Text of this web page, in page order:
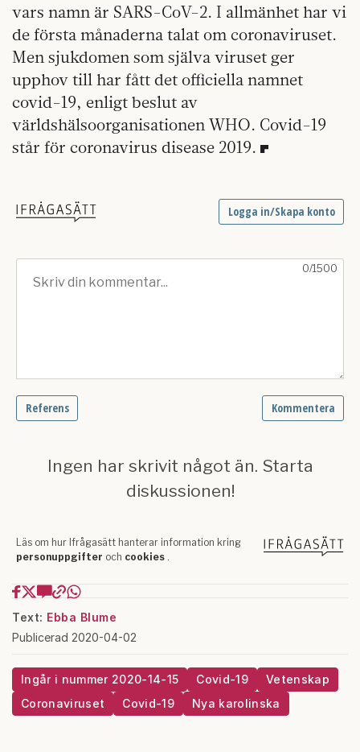
vars namn är SARS-CoV-2. I allmänhet har vi
de första månaderna talat om coronaviruset.
Men sjukdomen som själva viruset ger
upphov till har fått det officiella namnet
covid-19, enligt beslut av
världshälsoorganisationen WHO. Covid-19
står för coronavirus disease 2019.
Text: Ebba Blume
Publicerad 2020-04-02
Ingår i nummer 2020-14-15 Covid-19
Vetenskap
Coronaviruset
Covid-19 Nya karolinska